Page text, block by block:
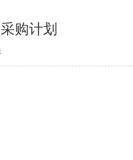
购计划